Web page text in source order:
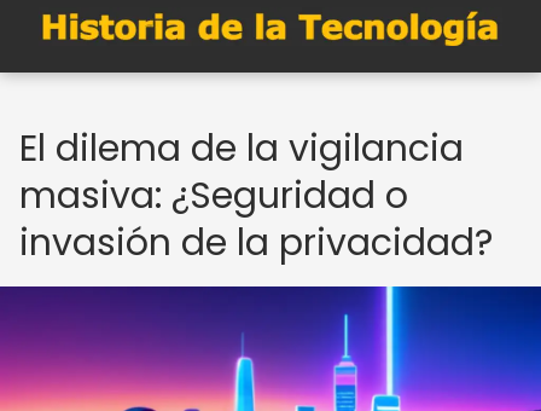
El dilema de la vigilancia
masiva: ¿Seguridad o
invasión de la privacidad?